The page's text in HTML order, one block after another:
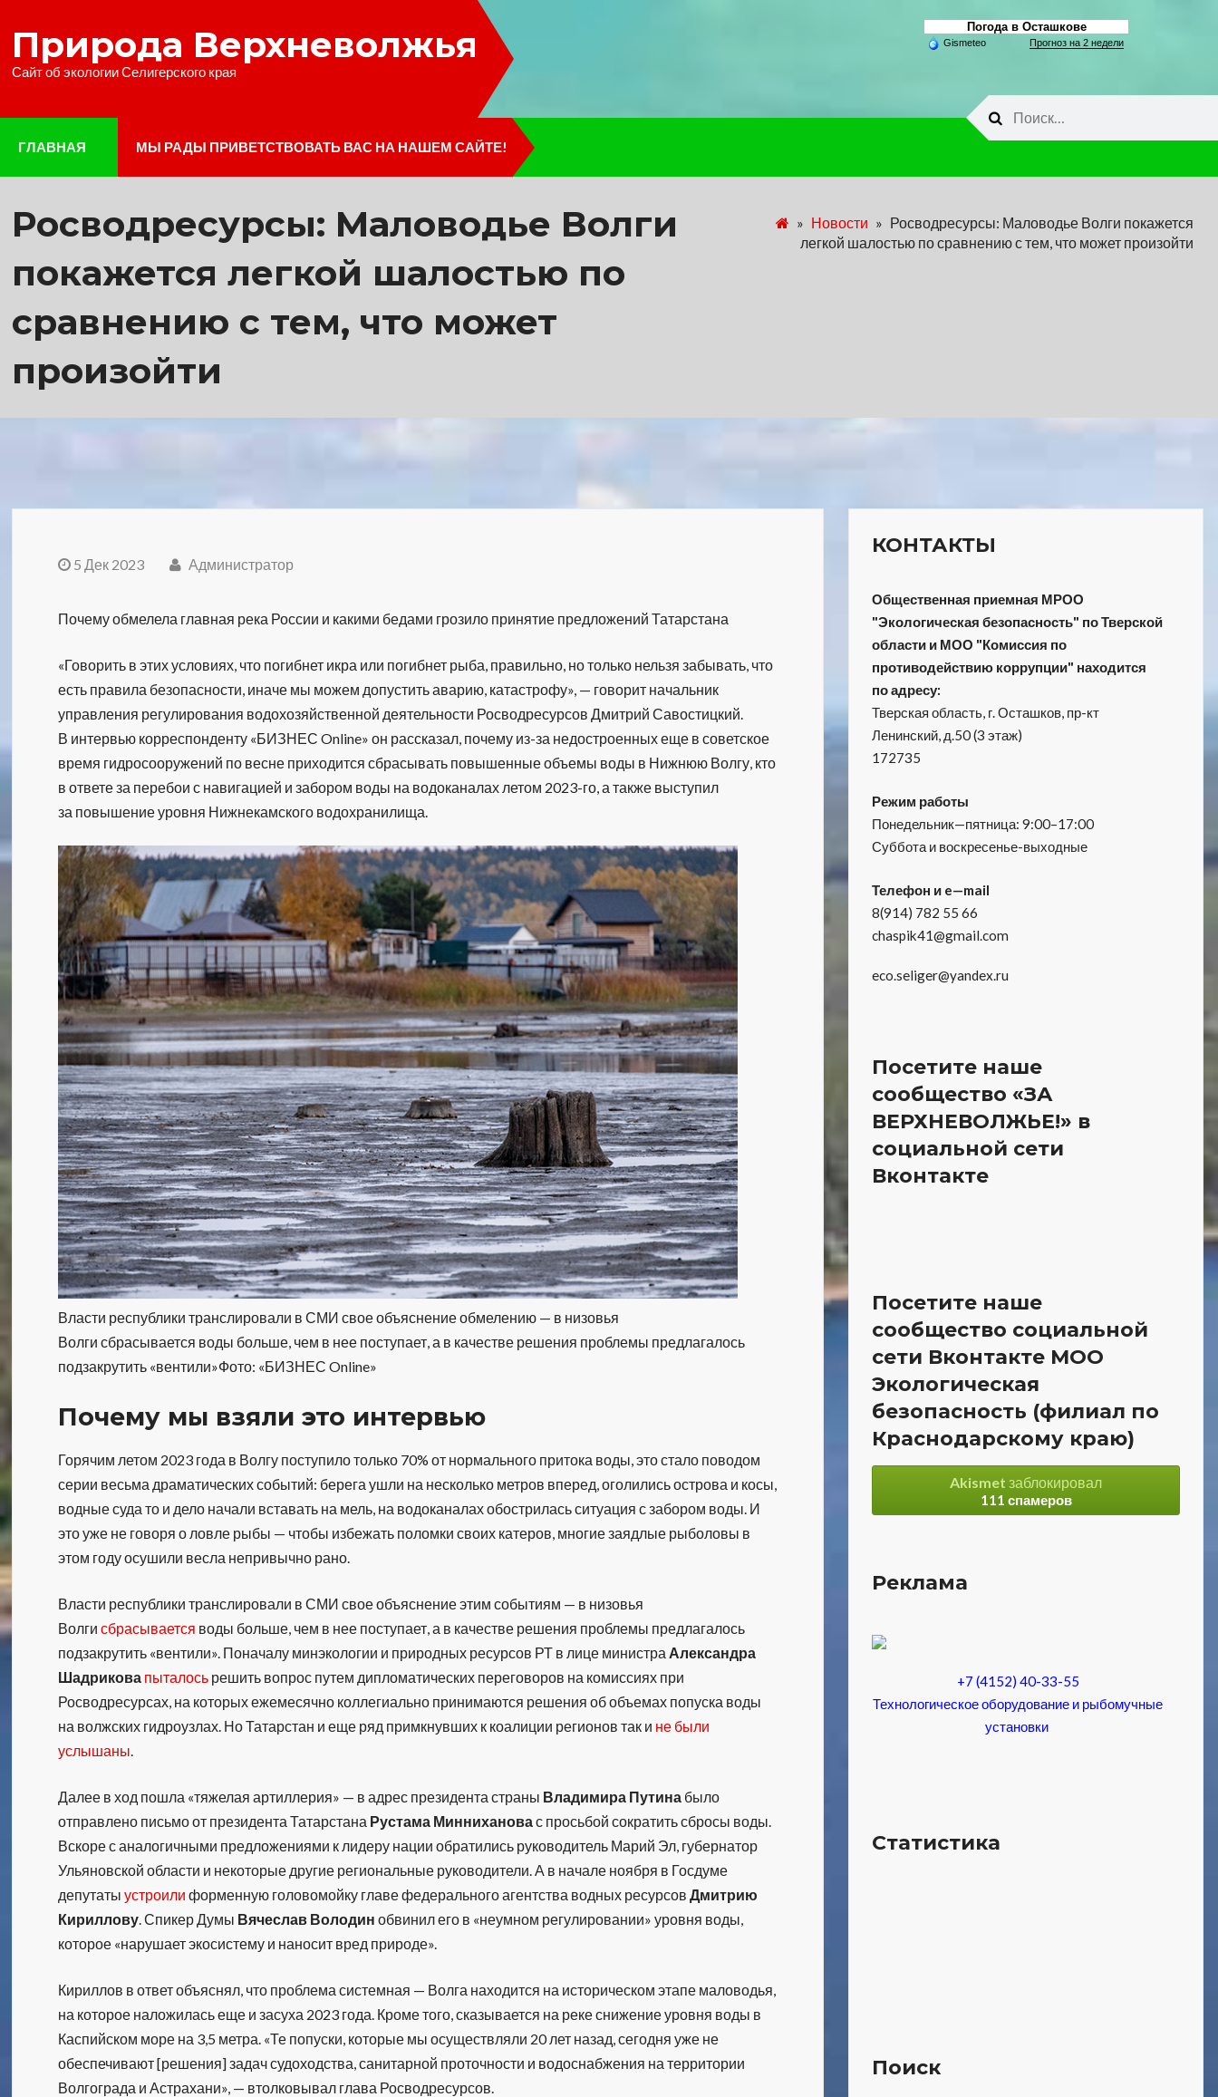
Природа Верхневолжья
Сайт об экологии Селигерского края
Погода в Осташкове
Gismeteo Прогноз на 2 недели
ГЛАВНАЯ МЫ РАДЫ ПРИВЕТСТВОВАТЬ ВАС НА НАШЕМ САЙТЕ!
Росводресурсы: Маловодье Волги
покажется легкой шалостью по
сравнению с тем, что может
произойти
» Новости » Росводресурсы: Маловодье Волги покажется
легкой шалостью по сравнению с тем, что может произойти
5 Дек 2023 Администратор
Почему обмелела главная река России и какими бедами грозило принятие предложений Татарстана
«Говорить в этих условиях, что погибнет икра или погибнет рыба, правильно, но только нельзя забывать, что
есть правила безопасности, иначе мы можем допустить аварию, катастрофу», — говорит начальник
управления регулирования водохозяйственной деятельности Росводресурсов Дмитрий Савостицкий.
В интервью корреспонденту «БИЗНЕС Online» он рассказал, почему из-за недостроенных еще в советское
время гидросооружений по весне приходится сбрасывать повышенные объемы воды в Нижнюю Волгу, кто
в ответе за перебои с навигацией и забором воды на водоканалах летом 2023-го, а также выступил
за повышение уровня Нижнекамского водохранилища.
Власти республики транслировали в СМИ свое объяснение обмелению — в низовья
Волги сбрасывается воды больше, чем в нее поступает, а в качестве решения проблемы предлагалось
подзакрутить «вентили»Фото: «БИЗНЕС Online»
Почему мы взяли это интервью
Горячим летом 2023 года в Волгу поступило только 70% от нормального притока воды, это стало поводом
серии весьма драматических событий: берега ушли на несколько метров вперед, оголились острова и косы,
водные суда то и дело начали вставать на мель, на водоканалах обострилась ситуация с забором воды. И
это уже не говоря о ловле рыбы — чтобы избежать поломки своих катеров, многие заядлые рыболовы в
этом году осушили весла непривычно рано.
Власти республики транслировали в СМИ свое объяснение этим событиям — в низовья
Волгисбрасывается воды больше, чем в нее поступает, а в качестве решения проблемы предлагалось
подзакрутить «вентили». Поначалу минэкологии и природных ресурсов РТ в лице министра Александра
Шадрикова пыталось решить вопрос путем дипломатических переговоров на комиссиях при
Росводресурсах, на которых ежемесячно коллегиально принимаются решения об объемах попуска воды
на волжских гидроузлах. Но Татарстан и еще ряд примкнувших к коалиции регионов так и не были
услышаны.
Далее в ход пошла «тяжелая артиллерия» — в адрес президента страны Владимира Путина было
отправлено письмо от президента Татарстана Рустама Миннихановас просьбой сократить сбросы воды.
Вскоре с аналогичными предложениями к лидеру нации обратились руководитель Марий Эл, губернатор
Ульяновской области и некоторые другие региональные руководители. А в начале ноября в Госдуме
депутатыустроили форменную головомойку главе федерального агентства водных ресурсовДмитрию
Кириллову. Спикер Думы Вячеслав Володин обвинил его в «неумном регулировании» уровня воды,
которое «нарушает экосистему и наносит вред природе».
Кириллов в ответ объяснял, что проблема системная — Волга находится на историческом этапе маловодья,
на которое наложилась еще и засуха 2023 года. Кроме того, сказывается на реке снижение уровня воды в
Каспийском море на 3,5 метра. «Те попуски, которые мы осуществляли 20 лет назад, сегодня уже не
обеспечивают [решения] задач судоходства, санитарной проточности и водоснабжения на территории
Волгограда и Астрахани», — втолковывал глава Росводресурсов.
КОНТАКТЫ
Общественная приемная МРОО
"Экологическая безопасность" по Тверской
области и МОО "Комиссия по
противодействию коррупции" находится
по адресу:
Тверская область, г. Осташков, пр-кт
Ленинский, д.50 (3 этаж)
172735
Режим работы
Понедельник—пятница: 9:00–17:00
Суббота и воскресенье-выходные
Телефон и e—mail
8(914) 782 55 66
chaspik41@gmail.com
eco.seliger@yandex.ru
Посетите наше
сообщество «ЗА
ВЕРХНЕВОЛЖЬЕ!» в
социальной сети
Вконтакте
Посетите наше
сообщество социальной
сети Вконтакте МОО
Экологическая
безопасность (филиал по
Краснодарскому краю)
Akismet заблокировал
111 спамеров
Реклама
+7 (4152) 40-33-55
Технологическое оборудование и рыбомучные
установки
Статистика
Поиск